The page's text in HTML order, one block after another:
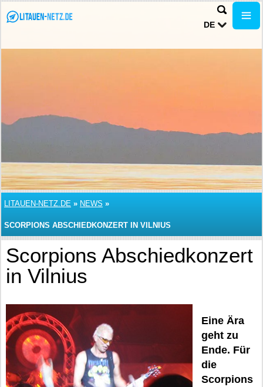
DE
LITAUEN-NETZ.DE » NEWS »
SCORPIONS ABSCHIEDKONZERT IN VILNIUS
Scorpions Abschiedkonzert
in Vilnius
Eine Ära
geht zu
Ende. Für
die
Scorpions